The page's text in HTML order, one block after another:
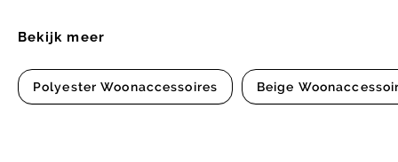
Bekijk meer
Polyester Woonaccessoires Beige